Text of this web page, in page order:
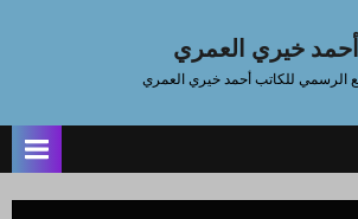
أحمد خيري العمري
الرسمي للكاتب أحمد خيري العمري